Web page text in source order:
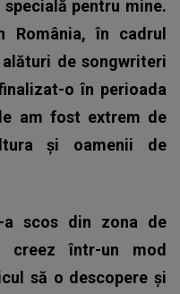
pentru mine.
în cadrul
de songwriteri
o în perioada
am fost extrem de
și oamenii de
scos din zona de
într-un mod
să o descopere și